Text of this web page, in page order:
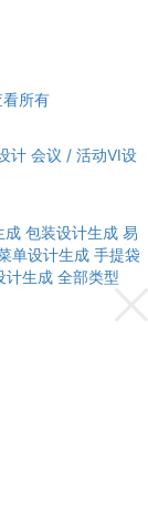
看所有
计 会议 / 活动VI设
成 包装设计生成 易
单设计生成 手提袋
计生成 全部类型